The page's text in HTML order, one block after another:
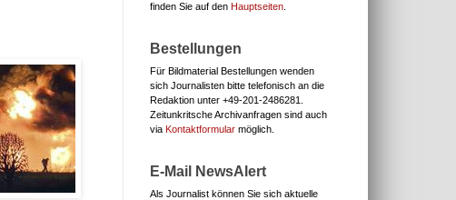
finden Sie auf den Hauptseiten
Bestellungen
Für Bildmaterial Bestellungen wenden
sich Journalisten bitte telefonisch an die
Redaktion unter +49-201-2486281.
Zeitunkritsche Archivanfragen sind auch
via Kontaktformular möglich.
E-Mail NewsAlert
Als Journalist können Sie sich aktuelle